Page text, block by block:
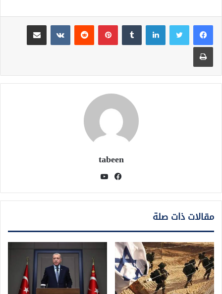
لينكدإن بينتيريست
مشاركة عبر البريد
طباعة
tabeen
فيسبوك
مقالات ذات صلة